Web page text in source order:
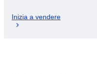
Inizia a vendere